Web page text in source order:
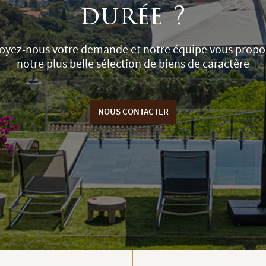
durée ?
nous votre demande et notre équipe vous
notre plus belle sélection de biens de caractère
NOUS CONTACTER